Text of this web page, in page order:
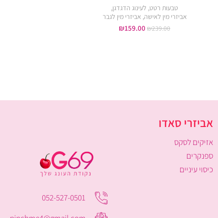
טבעות רטט, לעינוג הדגדגן,
אביזרי מין לאישה, אביזרי מין לגבר
₪239.00
₪159.00
אביזרי סאדו
אזיקים לסקס
ספנקרים
כיסוי עיניים
052-527-0501